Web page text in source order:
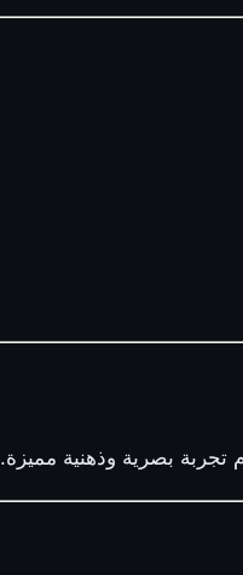
تجربة بصرية وذهنية مميزة.